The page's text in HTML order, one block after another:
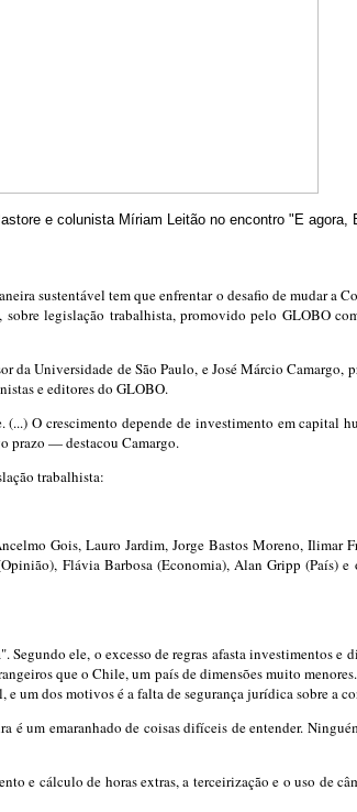
e colunista Míriam Leitão no encontro "E
sustentável tem que enfrentar o desafio de mudar a
legislação trabalhista, promovido pelo GLOBO
Universidade de São Paulo, e José Márcio Camargo,
e editores do GLOBO.
O crescimento depende de investimento em capital
prazo — destacou Camargo.
trabalhista:
Gois, Lauro Jardim, Jorge Bastos Moreno, Ilimar
Flávia Barbosa (Economia), Alan Gripp (País) e
ele, o excesso de regras afasta investimentos
que o Chile, um país de dimensões muito
um dos motivos é a falta de segurança jurídica sobre a
emaranhado de coisas difíceis de entender.
e cálculo de horas extras, a terceirização e o uso de